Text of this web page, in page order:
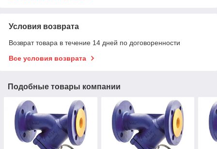
Условия возврата
Возврат товара в течение 14 дней по договоренности
Все условия возврата
Подобные товары компании